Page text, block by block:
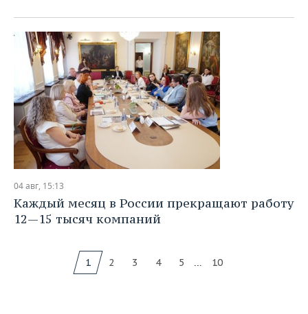
04 авг, 15:13
Каждый месяц в России прекращают работу
12—15 тысяч компаний
1 2 3 4 5 ... 10